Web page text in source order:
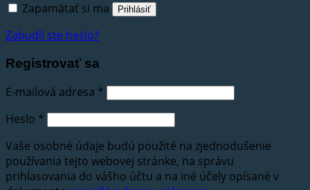
Zapamätať si ma
Prihlásiť
Zabudli ste heslo?
Registrovať sa
E-mailová adresa *
Heslo *
Vaše osobné údaje budú použité na zjednodušenie
používania tejto webovej stránke, na správu
prihlasovania do vášho účtu a na iné účely opísané v